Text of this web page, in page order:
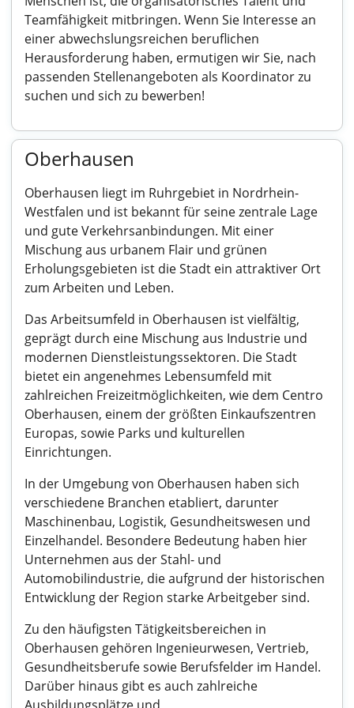
Teamfähigkeit mitbringen. Wenn Sie Interesse an
einer abwechslungsreichen beruflichen
Herausforderung haben, ermutigen wir Sie, nach
passenden Stellenangeboten als Koordinator zu
suchen und sich zu bewerben!
Oberhausen
Oberhausen liegt im Ruhrgebiet in Nordrhein-
Westfalen und ist bekannt für seine zentrale Lage
und gute Verkehrsanbindungen. Mit einer
Mischung aus urbanem Flair und grünen
Erholungsgebieten ist die Stadt ein attraktiver Ort
zum Arbeiten und Leben.
Das Arbeitsumfeld in Oberhausen ist vielfältig,
geprägt durch eine Mischung aus Industrie und
modernen Dienstleistungssektoren. Die Stadt
bietet ein angenehmes Lebensumfeld mit
zahlreichen Freizeitmöglichkeiten, wie dem Centro
Oberhausen, einem der größten Einkaufszentren
Europas, sowie Parks und kulturellen
Einrichtungen.
In der Umgebung von Oberhausen haben sich
verschiedene Branchen etabliert, darunter
Maschinenbau, Logistik, Gesundheitswesen und
Einzelhandel. Besondere Bedeutung haben hier
Unternehmen aus der Stahl- und
Automobilindustrie, die aufgrund der historischen
Entwicklung der Region starke Arbeitgeber sind.
Zu den häufigsten Tätigkeitsbereichen in
Oberhausen gehören Ingenieurwesen, Vertrieb,
Gesundheitsberufe sowie Berufsfelder im Handel.
Darüber hinaus gibt es auch zahlreiche